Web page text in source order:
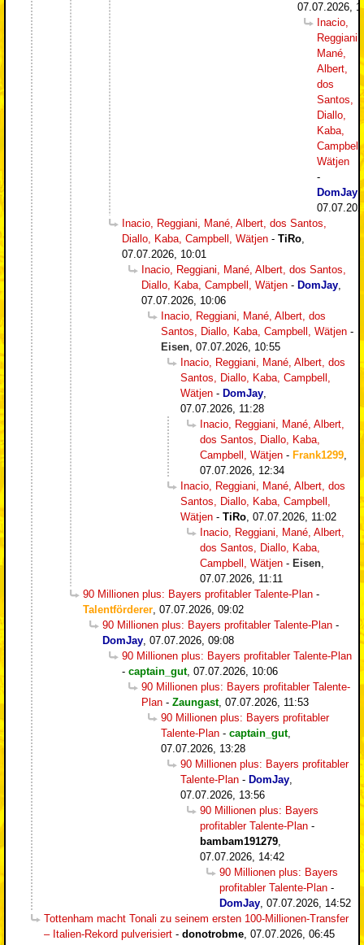
07.07.2026,
Inacio,
Reggiani,
Mané,
Albert,
dos
Santos,
Diallo,
Kaba,
Campbell,
Wätjen
-
DomJay
Inacio, Reggiani, Mané, Albert, dos Santos,
Diallo, Kaba, Campbell, Wätjen - TiRo,
07.07.2026, 10:01
Inacio, Reggiani, Mané, Albert, dos Santos,
Diallo, Kaba, Campbell, Wätjen - DomJay,
07.07.2026, 10:06
Inacio, Reggiani, Mané, Albert, dos
Santos, Diallo, Kaba, Campbell, Wätjen -
Eisen, 07.07.2026, 10:55
Inacio, Reggiani, Mané, Albert, dos
Santos, Diallo, Kaba, Campbell,
Wätjen - DomJay,
07.07.2026, 11:28
Inacio, Reggiani, Mané, Albert,
dos Santos, Diallo, Kaba,
Campbell, Wätjen - Frank1299,
07.07.2026, 12:34
Inacio, Reggiani, Mané, Albert, dos
Santos, Diallo, Kaba, Campbell,
Wätjen - TiRo, 07.07.2026, 11:02
Inacio, Reggiani, Mané, Albert,
dos Santos, Diallo, Kaba,
Campbell, Wätjen - Eisen,
07.07.2026, 11:11
90 Millionen plus: Bayers profitabler Talente-Plan -
Talentförderer, 07.07.2026, 09:02
90 Millionen plus: Bayers profitabler Talente-Plan -
DomJay, 07.07.2026, 09:08
90 Millionen plus: Bayers profitabler Talente-Plan
- captain_gut, 07.07.2026, 10:06
90 Millionen plus: Bayers profitabler Talente-
Plan - Zaungast, 07.07.2026, 11:53
90 Millionen plus: Bayers profitabler
Talente-Plan - captain_gut,
07.07.2026, 13:28
90 Millionen plus: Bayers profitabler
Talente-Plan - DomJay,
07.07.2026, 13:56
90 Millionen plus: Bayers
profitabler Talente-Plan -
bambam191279,
07.07.2026, 14:42
90 Millionen plus: Bayers
profitabler Talente-Plan -
DomJay, 07.07.2026, 14:52
Tottenham macht Tonali zu seinem ersten 100-Millionen-Transfer
– Italien-Rekord pulverisiert - donotrobme, 07.07.2026, 06:45